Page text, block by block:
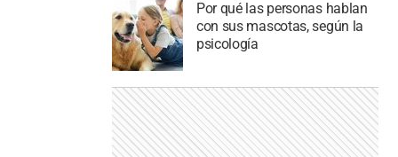
Por qué las personas hablan
con sus mascotas, según la
psicología